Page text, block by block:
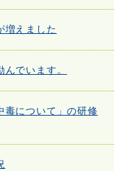
増えました
でいます。
毒について」の研修